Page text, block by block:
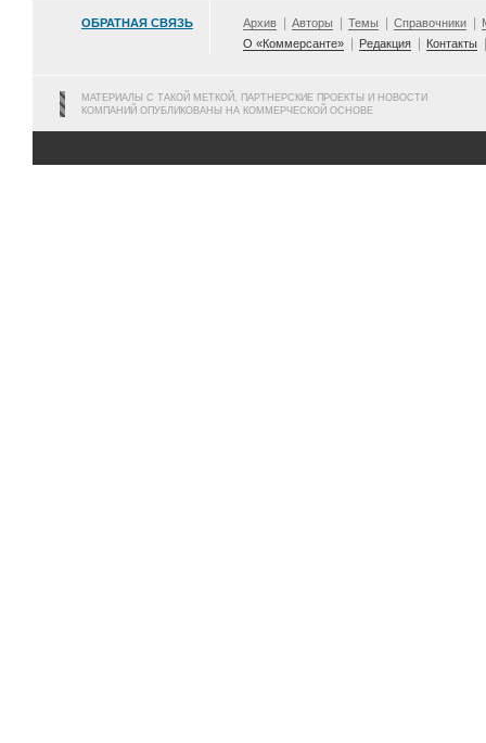
ОБРАТНАЯ СВЯЗЬ Архив Авторы Темы Справочники
О «Коммерсанте»
Редакция Контакты
МАТЕРИАЛЫ С ТАКОЙ МЕТКОЙ, ПАРТНЕРСКИЕ ПРОЕКТЫ И НОВОСТИ
КОМПАНИЙ ОПУБЛИКОВАНЫ НА КОММЕРЧЕСКОЙ ОСНОВЕ